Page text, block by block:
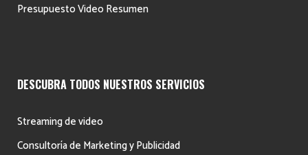
Presupuesto Video Resumen
DESCUBRA TODOS NUESTROS SERVICIOS
Streaming de video
Consultoría de Marketing y Publicidad